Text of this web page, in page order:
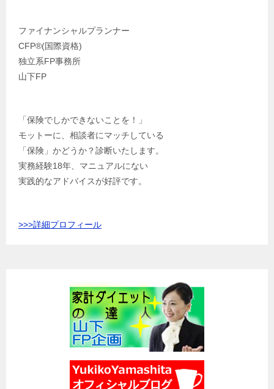
ファイナンシャルプランナー
CFP®️(国際資格)
独立系FP事務所
山下FP
「保険でしかできないことを！」
モットーに、相談者にマッチしている
「保険」かどうか？診断いたします。
実務経験18年、マニュアルにない
実践的なアドバイスが好評です。
>>>詳細プロフィール